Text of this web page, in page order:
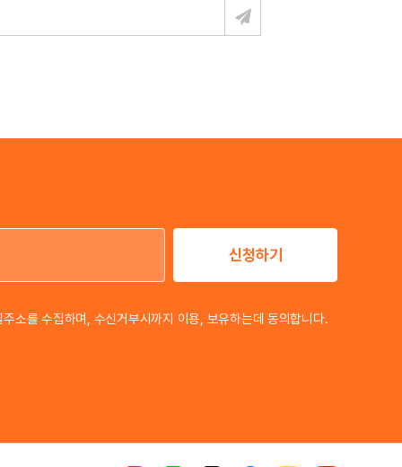
신청하기
소를 수집하며, 수신거부시까지 이용, 보유하는데 동의합니다.